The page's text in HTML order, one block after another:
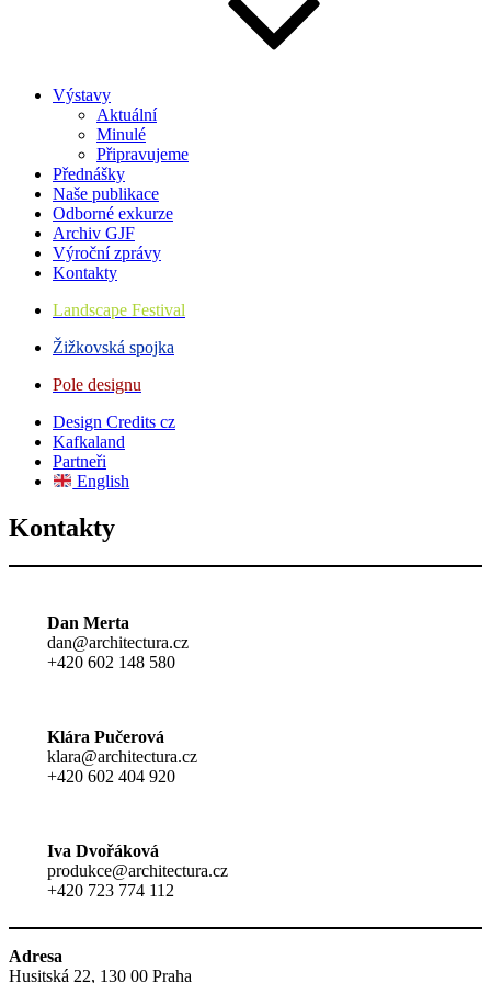
Výstavy
Aktuální
Minulé
Připravujeme
Přednášky
Naše publikace
Odborné exkurze
Archiv GJF
Výroční zprávy
Kontakty
Landscape Festival
Žižkovská spojka
Pole designu
Design Credits cz
Kafkaland
Partneři
English
Kontakty
Dan Merta
dan@architectura.cz
+420 602 148 580
Klára Pučerová
klara@architectura.cz
+420 602 404 920
Iva Dvořáková
produkce@architectura.cz
+420 723 774 112
Adresa
Husitská 22, 130 00 Praha